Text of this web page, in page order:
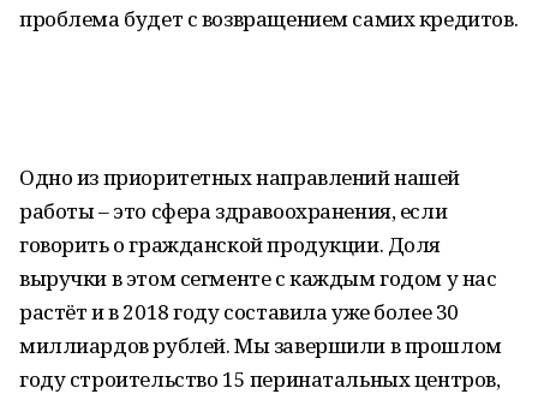
проблема будет с возвращением самих кредитов.
Одно из приоритетных направлений нашей
работы – это сфера здравоохранения, если
говорить о гражданской продукции. Доля
выручки в этом сегменте с каждым годом у нас
растёт и в 2018 году составила уже более 30
миллиардов рублей. Мы завершили в прошлом
году строительство 15 перинатальных центров,